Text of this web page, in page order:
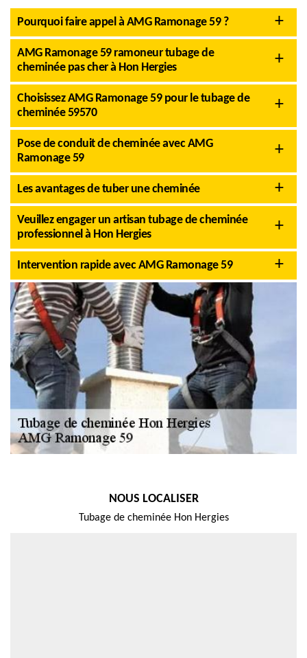
Pourquoi faire appel à AMG Ramonage 59 ?
AMG Ramonage 59 ramoneur tubage de
cheminée pas cher à Hon Hergies
Choisissez AMG Ramonage 59 pour le tubage de
cheminée 59570
Pose de conduit de cheminée avec AMG
Ramonage 59
Les avantages de tuber une cheminée
Veuillez engager un artisan tubage de cheminée
professionnel à Hon Hergies
Intervention rapide avec AMG Ramonage 59
NOUS LOCALISER
Tubage de cheminée Hon Hergies